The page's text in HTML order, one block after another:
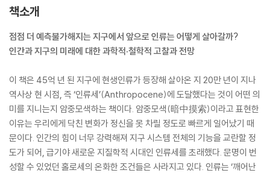
책소개
점점 더 예측불가해지는 지구에서 앞으로 인류는 어떻게 살아갈까?
인간과 지구의 미래에 대한 과학적·철학적 고찰과 전망
이 책은 45억 년 된 지구에 현생인류가 등장해 살아온 지 20만 년이 지나
역사상 현 시점, 즉 ‘인류세’(Anthropocene)에 도달했다는 것이 어떤 의
미를 지니는지 암중모색하는 책이다. 암중모색(暗中摸索)이라고 표현한
이유는 우리에게 닥친 변화가 정신을 못 차릴 정도로 빠르게 일어났기 때
문이다. 인간의 힘이 너무 강력해져 지구 시스템 전체의 기능을 교란할 정
도가 되어, 급기야 새로운 지질학적 시대인 인류세를 초래했다. 문명이 번
성할 수 있었던 홀로세의 온화한 조건들은 사라지고 있다. 인류는 ‘깨어난